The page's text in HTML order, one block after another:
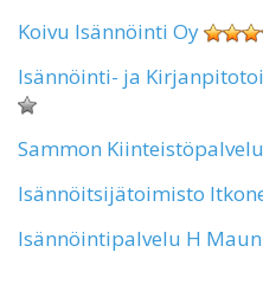
Koivu Isännöinti Oy
Isännöinti- ja
Sammon
Isännöitsijätoimisto
Isännöintipalvelu H